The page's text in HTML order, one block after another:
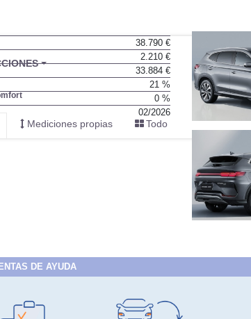
Mediciones propias Todo
38.790 €
2.210 €
33.884 €
21 %
0 %
02/2026
DE AYUDA